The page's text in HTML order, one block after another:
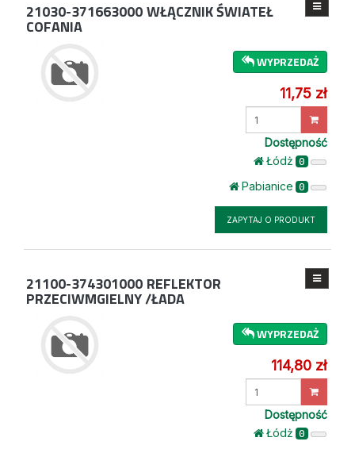
21030-371663000WŁĄCZNIK ŚWIATEŁ
COFANIA
WYPRZEDAŻ
11,75 zł
Dostępność
Łódż 0
Pabianice 0
ZAPYTAJ O PRODUKT
21100-374301000 REFLEKTOR
PRZECIWMGIELNY /ŁADA
WYPRZEDAŻ
114,80 zł
Dostępność
Łódż 0